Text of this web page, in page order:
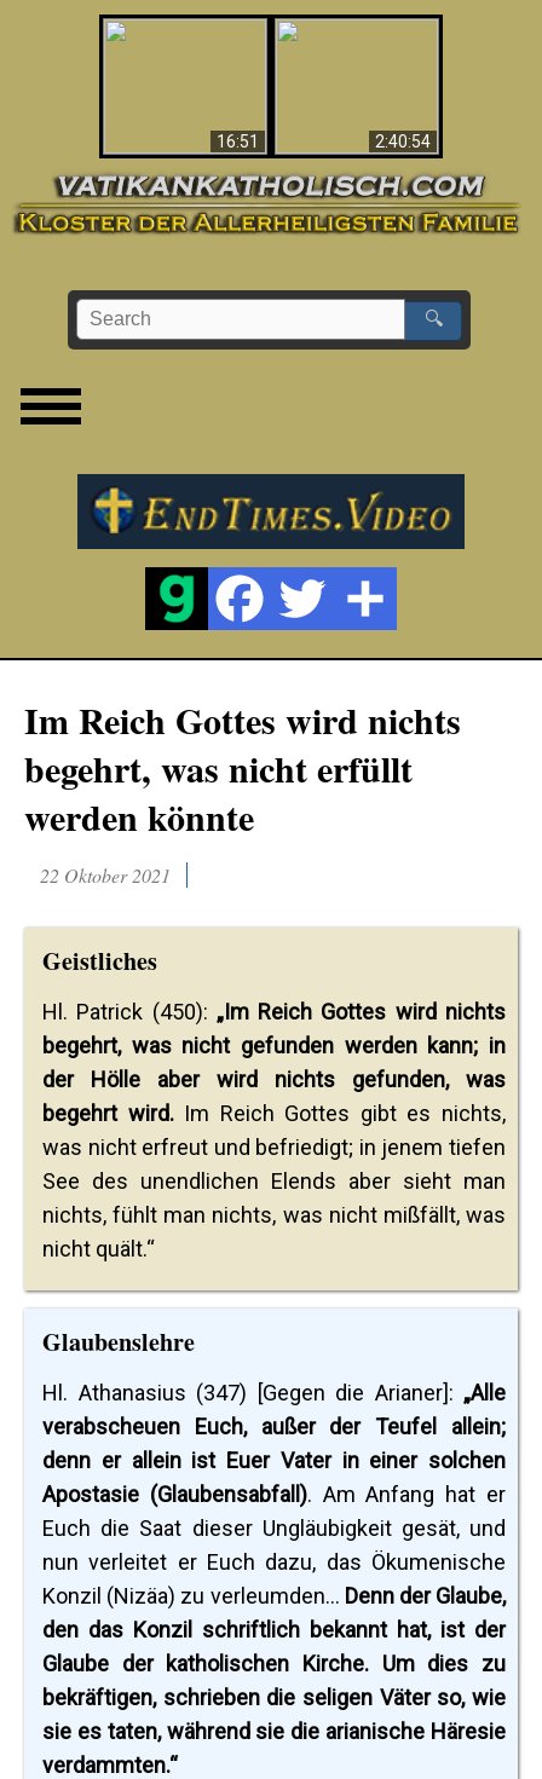
16:51
2:40:54
🔍
Im Reich Gottes wird nichts
begehrt, was nicht erfüllt
werden könnte
22 Oktober 2021
Geistliches
Hl. Patrick (450): „Im Reich Gottes wird nichts
begehrt, was nicht gefunden werden kann; in
der Hölle aber wird nichts gefunden, was
begehrt wird.Im Reich Gottes gibt es nichts,
was nicht erfreut und befriedigt; in jenem tiefen
See des unendlichen Elends aber sieht man
nichts, fühlt man nichts, was nicht mißfällt, was
nicht quält.“
Glaubenslehre
Hl. Athanasius (347) [Gegen die Arianer]: „Alle
verabscheuen Euch, außer der Teufel allein;
denn er allein ist Euer Vater in einer solchen
Apostasie (Glaubensabfall). Am Anfang hat er
Euch die Saat dieser Ungläubigkeit gesät, und
nun verleitet er Euch dazu, das Ökumenische
Konzil (Nizäa) zu verleumden... Denn der Glaube,
den das Konzil schriftlich bekannt hat, ist der
Glaube der katholischen Kirche. Um dies zu
bekräftigen, schrieben die seligen Väter so, wie
sie es taten, während sie die arianische Häresie
verdammten.“